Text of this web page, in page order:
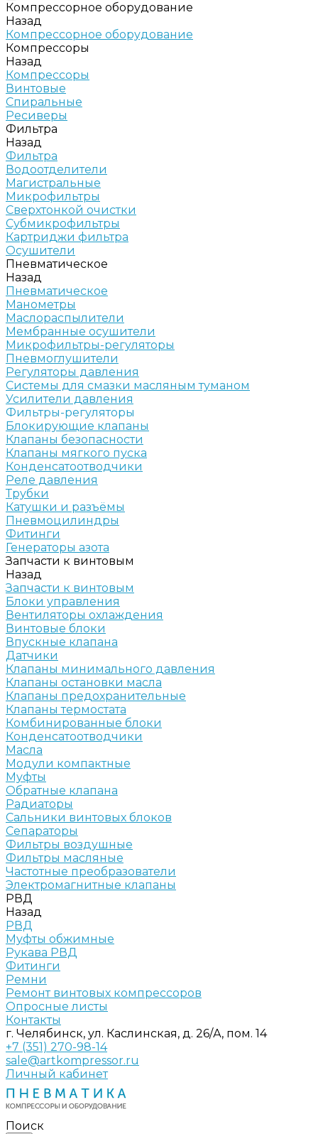
Компрессорное оборудование
Назад
Компрессорное оборудование
Компрессоры
Назад
Компрессоры
Винтовые
Спиральные
Ресиверы
Фильтра
Назад
Фильтра
Водоотделители
Магистральные
Микрофильтры
Сверхтонкой очистки
Субмикрофильтры
Картриджи фильтра
Осушители
Пневматическое
Назад
Пневматическое
Манометры
Маслораспылители
Мембранные осушители
Микрофильтры-регуляторы
Пневмоглушители
Регуляторы давления
Системы для смазки масляным туманом
Усилители давления
Фильтры-регуляторы
Блокирующие клапаны
Клапаны безопасности
Клапаны мягкого пуска
Конденсатоотводчики
Реле давления
Трубки
Катушки и разъёмы
Пневмоцилиндры
Фитинги
Генераторы азота
Запчасти к винтовым
Назад
Запчасти к винтовым
Блоки управления
Вентиляторы охлаждения
Винтовые блоки
Впускные клапана
Датчики
Клапаны минимального давления
Клапаны остановки масла
Клапаны предохранительные
Клапаны термостата
Комбинированные блоки
Конденсатоотводчики
Масла
Модули компактные
Муфты
Обратные клапана
Радиаторы
Сальники винтовых блоков
Сепараторы
Фильтры воздушные
Фильтры масляные
Частотные преобразователи
Электромагнитные клапаны
РВД
Назад
РВД
Муфты обжимные
Рукава РВД
Фитинги
Ремни
Ремонт винтовых компрессоров
Опросные листы
Контакты
г. Челябинск, ул. Каслинская, д. 26/А, пом. 14
+7 (351) 270-98-14
sale@artkompressor.ru
Личный кабинет
Поиск